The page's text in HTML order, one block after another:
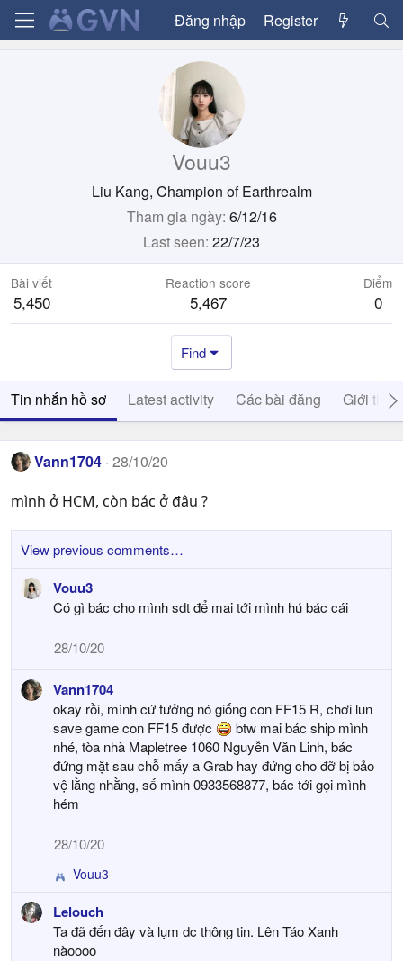
Đăng nhập Register
Vouu3
Liu Kang, Champion of Earthrealm
Tham gia ngày 6/12/16
Last seen 22/7/23
Bài viết
5,450
Reaction score
5,467
Điểm
0
Find
Tin nhắn hồ sơ Latest activity Các bài đăng Giới thiệu
Vann1704 28/10/20
mình ở HCM, còn bác ở đâu ?
View previous comments…
Vouu3
Có gì bác cho mình sdt để mai tới mình hú bác cái
28/10/20
Vann1704
okay rồi, mình cứ tưởng nó giống con FF15 R, chơi lun
save game con FF15 được
btw mai bác ship mình
nhé, tòa nhà Mapletree 1060 Nguyễn Văn Linh, bác
đứng mặt sau chỗ mấy a Grab hay đứng cho đỡ bị bảo
vệ lằng nhằng, số mình 0933568877, bác tới gọi mình
hém
28/10/20
R
a
c
t
Vouu3
Lelouch
Ta đã đến đây và lụm dc thông tin. Lên Táo Xanh
nàoooo